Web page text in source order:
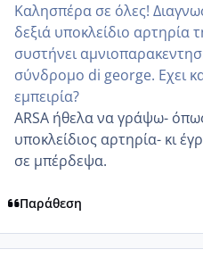
Καλησπέρα σε όλες!
δεξιά υποκλείδιο αρτηρία
συστήνει
σύνδρομο di george. Εχει
εμπειρία?
ARSA ήθελα να γράψω-
υποκλείδιος αρτηρία- κι
σε μπέρδεψα.
Παράθεση